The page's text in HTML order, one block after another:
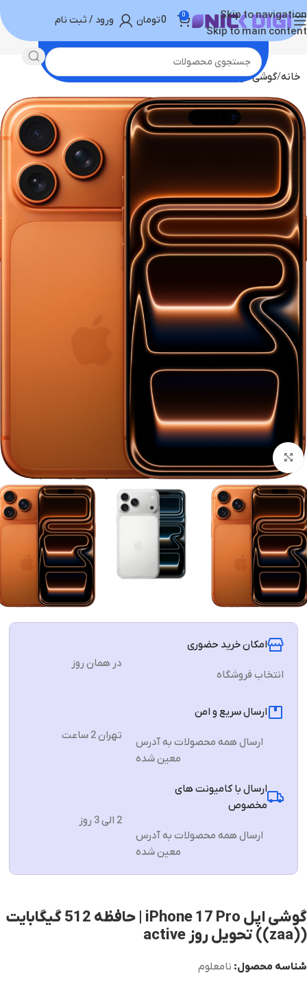
Skip to navigation
Skip to main content
0
0تومان ورود / ثبت نام
خانه گوشی موبایل خرید آیفون
برای بزرگنمایی کلیک کنید
امکان خرید حضوری
انتخاب فروشگاه
در همان روز
ارسال سریع و امن
ارسال همه محصولات به آدرس
معین شده
تهران 2 ساعت
ارسال با کامیونت های
مخصوص
ارسال همه محصولات به آدرس
معین شده
2 الی 3 روز
گوشی اپل iPhone 17 Pro | حافظه 512 گیگابایت
((zaa)) تحویل روز active
شناسه محصول: نامعلوم